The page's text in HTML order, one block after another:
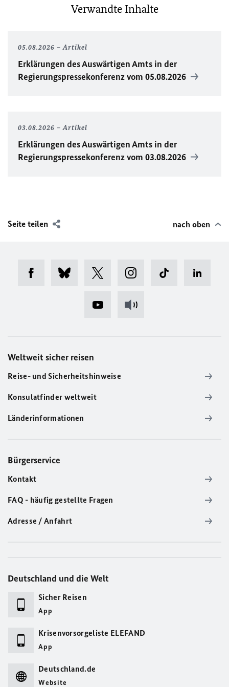
Verwandte Inhalte
05.08.2026 Artikel
Erklärungen des Auswärtigen Amts in der
Regierungspressekonferenz vom 05.08.2026
03.08.2026 Artikel
Erklärungen des Auswärtigen Amts in der
Regierungspressekonferenz vom 03.08.2026
Seite teilen nach oben
Weltweit sicher reisen
Reise- und Sicherheitshinweise
Konsulatfinder weltweit
Länderinformationen
Bürgerservice
Kontakt
FAQ - häufig gestellte Fragen
Adresse / Anfahrt
Deutschland und die Welt
Sicher Reisen
App
Krisenvorsorgeliste ELEFAND
App
Deutschland.de
Website